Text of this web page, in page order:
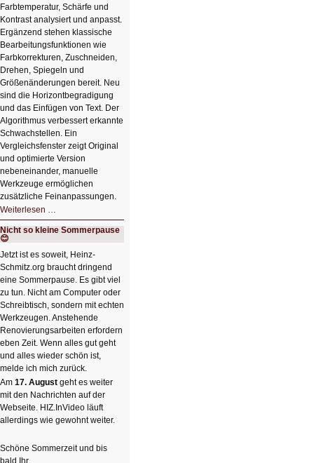
Farbtemperatur, Schärfe und
Kontrast analysiert und anpasst.
Ergänzend stehen klassische
Bearbeitungsfunktionen wie
Farbkorrekturen, Zuschneiden,
Drehen, Spiegeln und
Größenänderungen bereit. Neu
sind die Horizontbegradigung
und das Einfügen von Text. Der
Algorithmus verbessert erkannte
Schwachstellen. Ein
Vergleichsfenster zeigt Original
und optimierte Version
nebeneinander, manuelle
Werkzeuge ermöglichen
zusätzliche Feinanpassungen.
Weiterlesen …
Bildverschönerung
mit
einem
HIZ606:
Bildverschönerung
mit
einem
Klick
Nicht so kleine Sommerpause
😊
Jetzt ist es soweit, Heinz-
Schmitz.org braucht dringend
eine Sommerpause. Es gibt viel
zu tun. Nicht am Computer oder
Schreibtisch, sondern mit echten
Werkzeugen. Anstehende
Renovierungsarbeiten erfordern
eben Zeit. Wenn alles gut geht
und alles wieder schön ist,
melde ich mich zurück.
Am 17. August geht es weiter
mit den Nachrichten auf der
Webseite. HIZ.InVideo läuft
allerdings wie gewohnt weiter.
Schöne Sommerzeit und bis
bald Ihr